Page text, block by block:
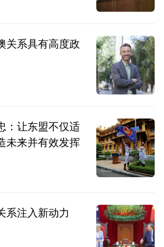
关系具有高度政
：让东盟不仅适
未来并有效发挥
系注入新动力